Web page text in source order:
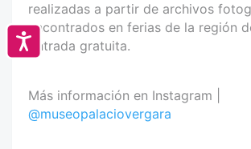
Accesibilidad
realizadas a partir de archivos
encontrados en ferias de la región
Entrada gratuita.
Más información en Instagram |
@museopalaciovergara